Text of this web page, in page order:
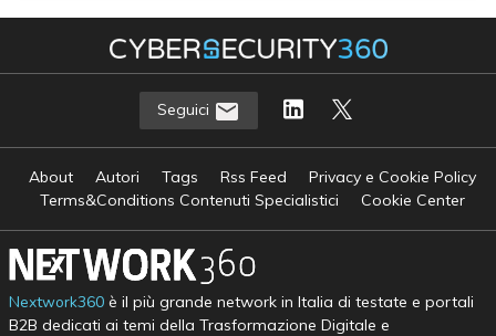
Seguici
About Autori Tags Rss Feed
Privacy e Cookie Policy
Terms&Conditions Contenuti Specialistici
Cookie Center
Nextwork360è il più grande network in Italia di testate e portali
B2B dedicati ai temi della Trasformazione Digitale e